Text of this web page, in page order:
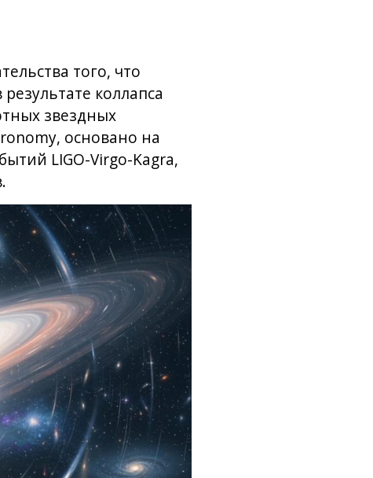
того, что
коллапса
звездных
основано на
LIGO-Virgo-Kagra,